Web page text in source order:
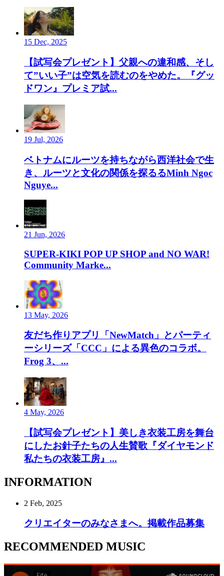
15 Dec, 2025
【試写会プレゼント】父親への違和感、そし
て”いい子”は空気を読むのをやめた。『グッ
ドワン』プレミア試...
19 Jul, 2026
ベトナムにルーツを持ちながら西洋社会で生
き、ルーツと文化の関係を探るるMinh Ngoc
Nguye...
21 Jun, 2026
SUPER-KIKI POP UP SHOP and NO WAR!
Community Marke...
13 May, 2026
友だち作りアプリ「NewMatch」とパーティ
ーシリーズ「CCC」による異色のコラボ。
Frog 3、...
4 May, 2026
【試写会プレゼント】美しき衣装工房を舞台
にしたお針子たちの人生賛歌『ダイヤモンド
私たちの衣装工房』...
INFORMATION
2 Feb, 2025
クリエイターのみなさまへ。掲載作品募集
RECOMMENDED MUSIC